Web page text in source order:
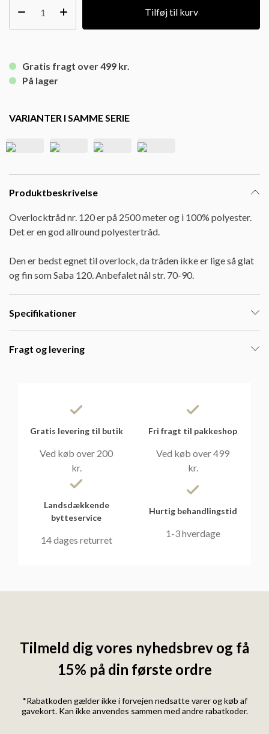
Tilføj til kurv
Gratis fragt over 499 kr.
På lager
VARIANTER I SAMME SERIE
Produktbeskrivelse
Overlocktråd nr. 120 er på 2500 meter og i 100% polyester.
Det er en god allround polyestertråd.
Den er bedst egnet til overlock, da tråden ikke er lige så glat
og fin som Saba 120. Anbefalet nål str. 70-90.
Specifikationer
Fragt og levering
Gratis levering til butik
Ved køb over 200
kr.
Fri fragt til pakkeshop
Ved køb over 499
kr.
Landsdækkende
bytteservice
14 dages returret
Hurtig behandlingstid
1-3 hverdage
Tilmeld dig vores nyhedsbrev og få
15% på din første ordre
*Rabatkoden gælder ikke i forvejen nedsatte varer og køb af
gavekort. Kan ikke anvendes sammen med andre rabatkoder.